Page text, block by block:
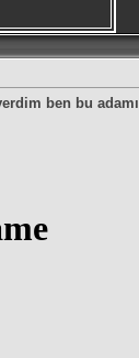
ben bu adamı